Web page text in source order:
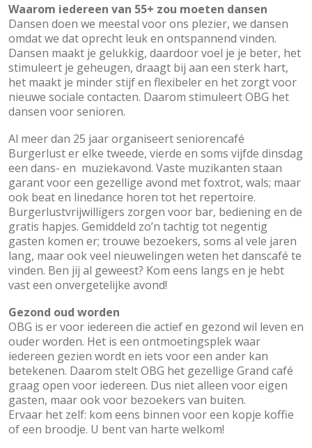
Waarom iedereen van 55+ zou moeten dansen
Dansen doen we meestal voor ons plezier, we dansen
omdat we dat oprecht leuk en ontspannend vinden.
Dansen maakt je gelukkig, daardoor voel je je beter, het
stimuleert je geheugen, draagt bij aan een sterk hart,
het maakt je minder stijf en flexibeler en het zorgt voor
nieuwe sociale contacten. Daarom stimuleert OBG het
dansen voor senioren.
Al meer dan 25 jaar organiseert seniorencafé
Burgerlust er elke tweede, vierde en soms vijfde dinsdag
een dans- en muziekavond. Vaste muzikanten staan
garant voor een gezellige avond met foxtrot, wals; maar
ook beat en linedance horen tot het repertoire.
Burgerlustvrijwilligers zorgen voor bar, bediening en de
gratis hapjes. Gemiddeld zo’n tachtig tot negentig
gasten komen er; trouwe bezoekers, soms al vele jaren
lang, maar ook veel nieuwelingen weten het danscafé te
vinden. Ben jij al geweest? Kom eens langs en je hebt
vast een onvergetelijke avond!
Gezond oud worden
OBG is er voor iedereen die actief en gezond wil leven en
ouder worden. Het is een ontmoetingsplek waar
iedereen gezien wordt en iets voor een ander kan
betekenen. Daarom stelt OBG het gezellige Grand café
graag open voor iedereen. Dus niet alleen voor eigen
gasten, maar ook voor bezoekers van buiten.
Ervaar het zelf: kom eens binnen voor een kopje koffie
of een broodje. U bent van harte welkom!